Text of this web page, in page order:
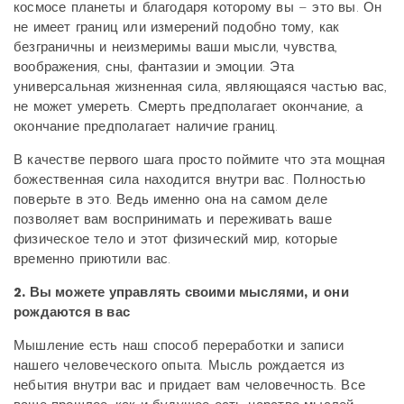
космосе планеты и благодаря которому вы – это вы. Он
не имеет границ или измерений подобно тому, как
безграничны и неизмеримы ваши мысли, чувства,
воображения, сны, фантазии и эмоции. Эта
универсальная жизненная сила, являющаяся частью вас,
не может умереть. Смерть предполагает окончание, а
окончание предполагает наличие границ.
В качестве первого шага просто поймите что эта мощная
божественная сила находится внутри вас. Полностью
поверьте в это. Ведь именно она на самом деле
позволяет вам воспринимать и переживать ваше
физическое тело и этот физический мир, которые
временно приютили вас.
2. Вы можете управлять своими мыслями, и они
рождаются в вас
Мышление есть наш способ переработки и записи
нашего человеческого опыта. Мысль рождается из
небытия внутри вас и придает вам человечность. Все